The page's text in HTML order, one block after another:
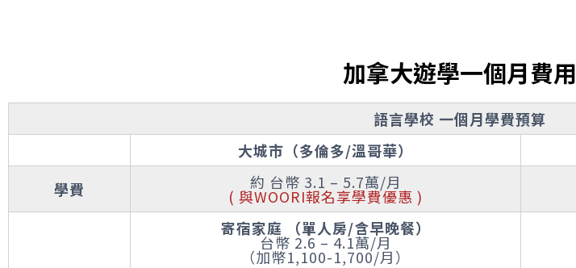
加拿大遊學一個月費用
語言學校 一個月學費預算
大城市（多倫多/溫哥華）
學費
約 台幣 3.1 – 5.7萬/月
( 與WOORI報名享學費優惠 )
寄宿家庭 （單人房/含早晚餐）
台幣 2.6 – 4.1萬/月
（加幣1,100-1,700/月）